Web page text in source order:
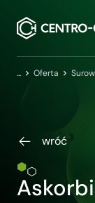
Centro-Chem
Oferta
wróć